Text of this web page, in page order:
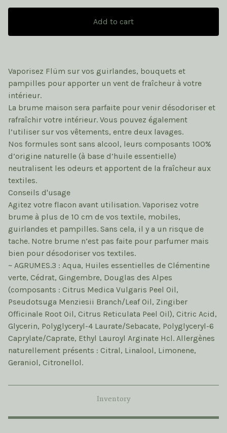
Add to cart
Vaporisez Flüm sur vos guirlandes, bouquets et
pampilles pour apporter un vent de fraîcheur à votre
intérieur.
La brume maison sera parfaite pour venir désodoriser et
rafraîchir votre intérieur. Vous pouvez également
l’utiliser sur vos vêtements, entre deux lavages.
Nos formules sont sans alcool, leurs composants 100%
d’origine naturelle (à base d’huile essentielle)
neutralisent les odeurs et apportent de la fraîcheur aux
textiles.
Conseils d'usage
Agitez votre flacon avant utilisation. Vaporisez votre
brume à plus de 10 cm de vos textile, mobiles,
guirlandes et pampilles. Sans cela, il y a un risque de
tache. Notre brume n’est pas faite pour parfumer mais
bien pour désodoriser vos textiles.
~ AGRUMES.3 : Aqua, Huiles essentielles de Clémentine
verte, Cédrat, Gingembre, Douglas des Alpes
(composants : Citrus Medica Vulgaris Peel Oil,
Pseudotsuga Menziesii Branch/Leaf Oil, Zingiber
Officinale Root Oil, Citrus Reticulata Peel Oil), Citric Acid,
Glycerin, Polyglyceryl-4 Laurate/Sebacate, Polyglyceryl-6
Caprylate/Caprate, Ethyl Lauroyl Arginate Hcl. Allergènes
naturellement présents : Citral, Linalool, Limonene,
Geraniol, Citronellol.
Inventory